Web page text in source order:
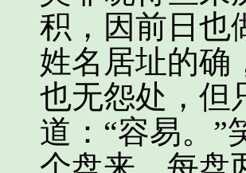
积，因前日也
姓名居址的确
也无怨处，但
道：“容易。”